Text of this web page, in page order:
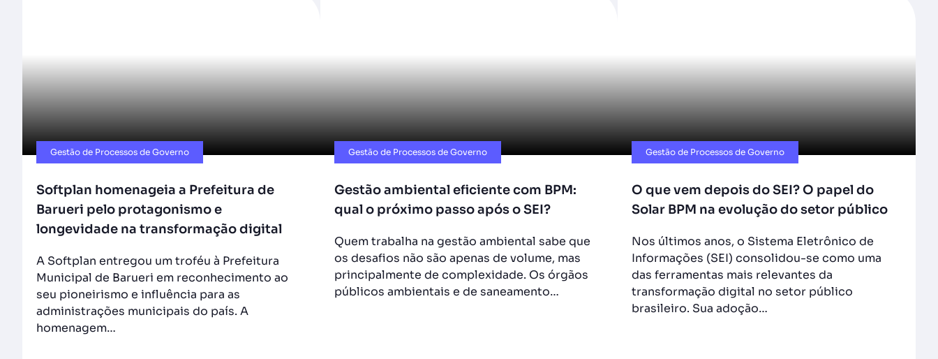
Gestão de Processos de Governo
Softplan homenageia a Prefeitura de
Barueri pelo protagonismo e
longevidade na transformação digital
A Softplan entregou um troféu à Prefeitura
Municipal de Barueri em reconhecimento ao
seu pioneirismo e influência para as
administrações municipais do país. A
homenagem…
Gestão de Processos de Governo
Gestão ambiental eficiente com BPM:
qual o próximo passo após o SEI?
Quem trabalha na gestão ambiental sabe que
os desafios não são apenas de volume, mas
principalmente de complexidade. Os órgãos
públicos ambientais e de saneamento…
Gestão de Processos de Governo
O que vem depois do SEI? O papel do
Solar BPM na evolução do setor público
Nos últimos anos, o Sistema Eletrônico de
Informações (SEI) consolidou-se como uma
das ferramentas mais relevantes da
transformação digital no setor público
brasileiro. Sua adoção…